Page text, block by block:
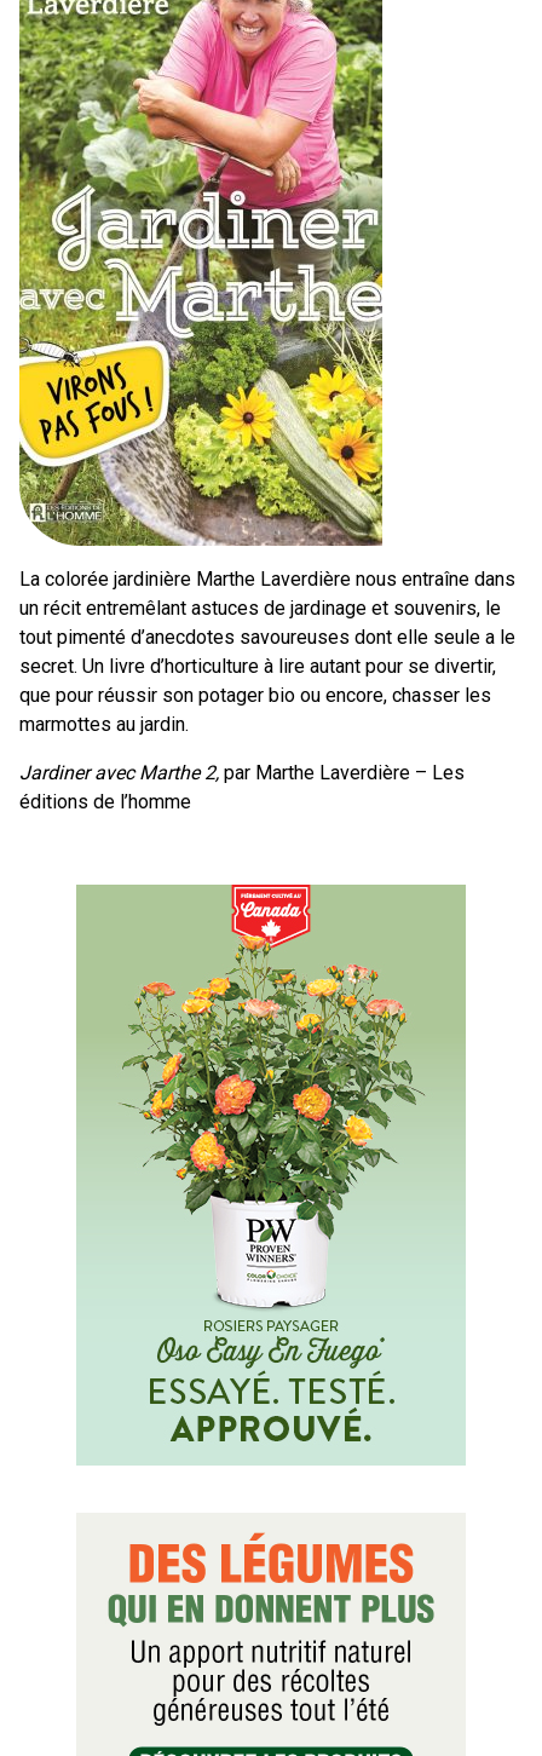
La colorée jardinière Marthe Laverdière nous entraîne dans
un récit entremêlant astuces de jardinage et souvenirs, le
tout pimenté d’anecdotes savoureuses dont elle seule a le
secret. Un livre d’horticulture à lire autant pour se divertir,
que pour réussir son potager bio ou encore, chasser les
marmottes au jardin.
Jardiner avec Marthe 2, par Marthe Laverdière – Les
éditions de l’homme